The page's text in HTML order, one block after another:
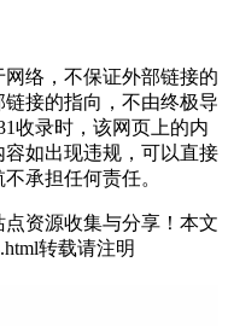
络，不保证外部链接的
接的指向，不由终极导
收录时，该网页上的内
如出现违规，可以直接
承担任何责任。
资源收集与分享！ 本文
转载请注明